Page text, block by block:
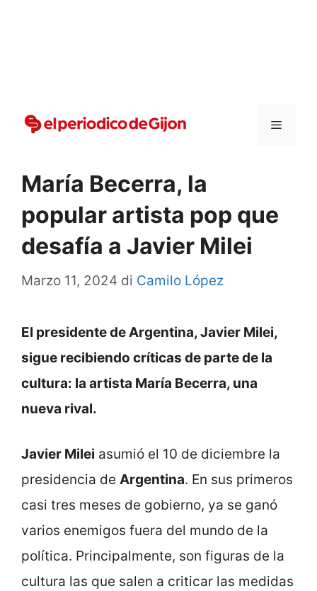
Menu
María Becerra, la
popular artista pop que
desafía a Javier Milei
Marzo 11, 2024 di Camilo López
El presidente de Argentina, Javier Milei,
sigue recibiendo críticas de parte de la
cultura: la artista María Becerra, una
nueva rival.
Javier Milei asumió el 10 de diciembre la
presidencia de Argentina. En sus primeros
casi tres meses de gobierno, ya se ganó
varios enemigos fuera del mundo de la
política. Principalmente, son figuras de la
cultura las que salen a criticar las medidas